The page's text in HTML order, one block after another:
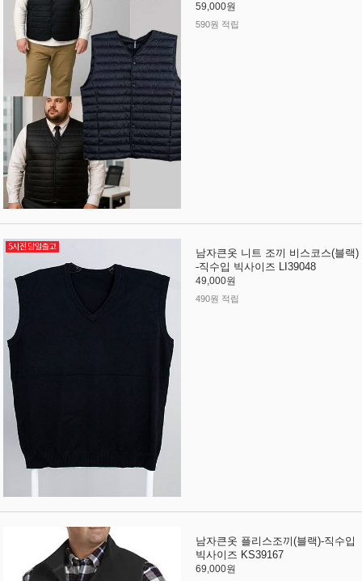
59,000원
590원 적립
남자큰옷 니트 조끼 비스코스(블랙)
-직수입 빅사이즈 LI39048
49,000원
490원 적립
남자큰옷 플리스조끼(블랙)-직수입
빅사이즈 KS39167
69,000원